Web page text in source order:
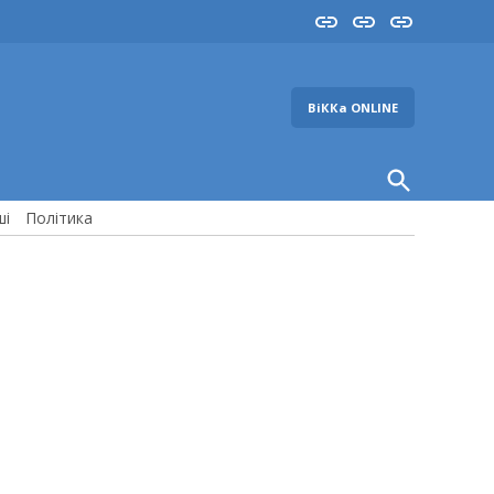
InstaYouTube
FB
ВіККа ONLINE
Open
Search
Політика